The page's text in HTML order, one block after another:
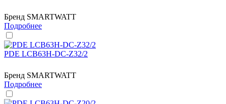
Бренд SMARTWATT
Подробнее
PDE LCB63H-DC-Z32/2
Бренд SMARTWATT
Подробнее